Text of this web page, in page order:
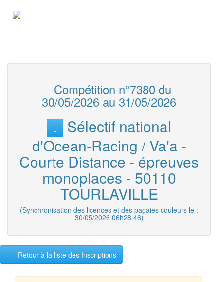
Compétition n°7380 du
30/05/2026 au 31/05/2026
Sélectif national
d'Ocean-Racing / Va'a -
Courte Distance - épreuves
monoplaces - 50110
TOURLAVILLE
(Synchronisation des licences et des pagaies couleurs le :
30/05/2026 06h28.46)
Retour à la liste des Inscriptions